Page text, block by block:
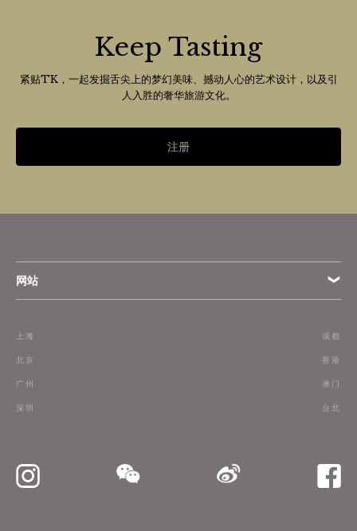
Keep Tasting
紧贴TK，一起发掘舌尖上的梦幻美味、撼动人心的艺术设计，以及引
人入胜的奢华旅游文化。
注册
网站
订阅
上海
北京
广州
深圳
成都
香港
澳门
台北